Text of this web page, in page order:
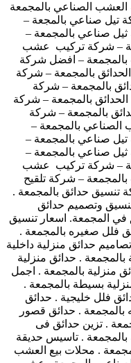
الصناعي بالمجمعة
تيل صناعي بالمجعة –
صناعي بالمجمعة –
– شركة تركيب عشب
بالمجمعة – افضل شركة
بالمجمعة – شركة
بالمجمعة – شركة
بالمجمعة – شركة
بالمجمعة – شركة
بالمجمعة –
صناعي بالمجمعة –
صناعي بالمجمعة –
– شركة تركيب عشب
– شركة تلقيح
تنسيق حدائق بالمجمعة .
وتصميم حدائق
المجمعة. اسعار تنسيق
فلل صغيره بالمجمعة .
حدائق منزلية داخلية
. حدائق منزلية
منزلية بالمجمعة . اجمل
بسيطة بالمجمعة .
فلل خليجية . حدائق
. حدائق قصور
. تزين حدائق فى
بالمجمعة . تاسيس حديقة
. محلات بيع العشب